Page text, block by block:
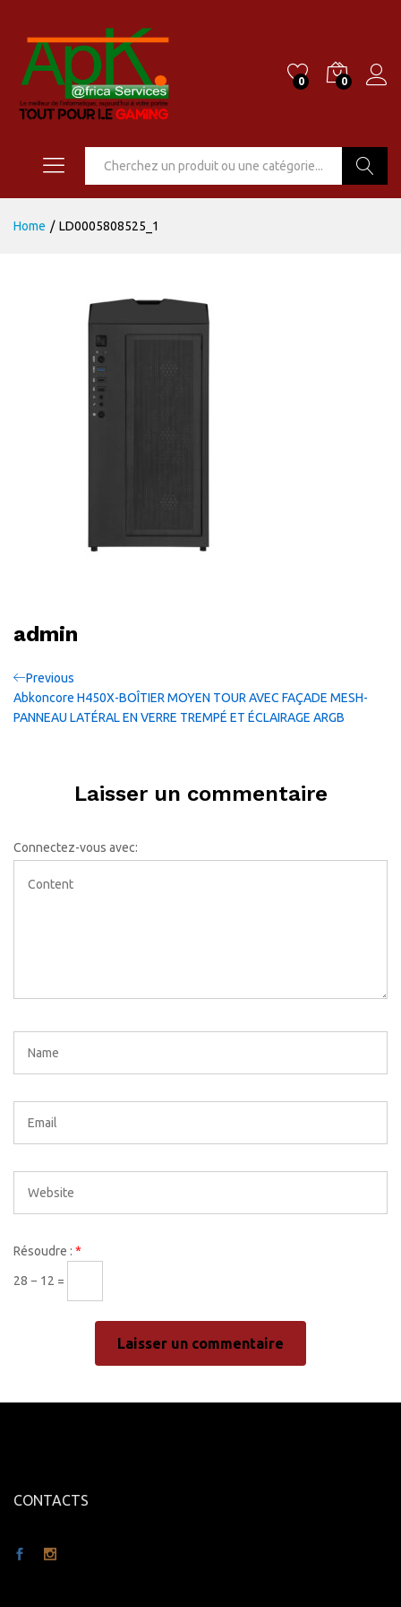
0 0
Home / LD0005808525_1
admin
Navigation
de
Previous
Post
Previous
Abkoncore H450X-BOÎTIER MOYEN TOUR AVEC FAÇADE MESH-
PANNEAU LATÉRAL EN VERRE TREMPÉ ET ÉCLAIRAGE ARGB
Laisser un commentaire
Connectez-vous avec:
Résoudre : *
28 − 12 =
CONTACTS